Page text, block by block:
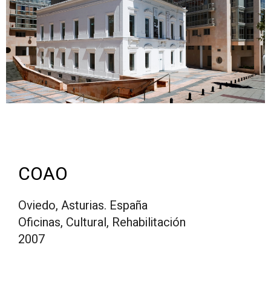
COAO
Oviedo, Asturias. España
Oficinas, Cultural, Rehabilitación
2007